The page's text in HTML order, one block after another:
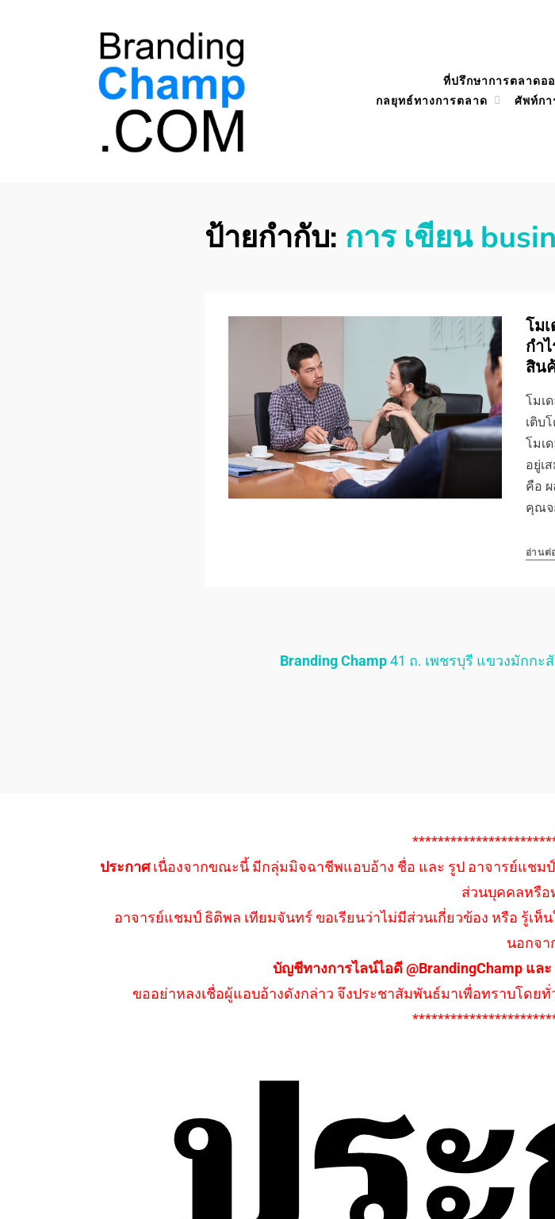
ที่ปรึกษาการตลาดอ
กลยุทธ์ทางการตลาด
ศัพท์กา
ป้ายกำกับ: การ เขียน
โม
กำ
สิน
โมเ
เติบ
โมเ
อยู่เ
คือ
คุณจ
อ่านต่
Branding Champ41 ถ. เพชรบุรี แขวงมักกะ
ประกาศเนื่องจากขณะนี้ มีกลุ่มมิจฉาชีพแอบอ้าง ชื่อ และ รูป อาจารย์แชม
ส่วนบุคคลหรือ
อาจารย์แชมป์ ธิติพล เทียมจันทร์ ขอเรียนว่าไม่มีส่วนเกี่ยวข้อง หรือ รู้เ
นอกจา
บัญชีทางการไลน์ไอดี @BrandingChamp แล
ขออย่าหลงเชื่อผู้แอบอ้างดังกล่าว จึงประชาสัมพันธ์มาเพื่อทราบโดยทั่